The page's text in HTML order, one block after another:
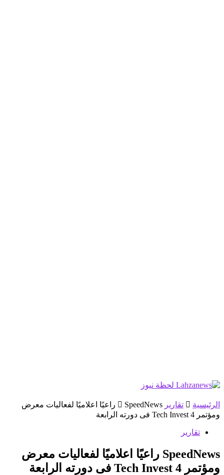
الرئيسية تقارير
SpeedNews راعيًا اعلاميًا لفعاليات معرض
ومؤتمر 4 Tech Invest فى دورته الرابعة
تقارير
SpeedNews راعيًا اعلاميًا لفعاليات معرض
ومؤتمر 4 Tech Invest فى دورته الرابعة